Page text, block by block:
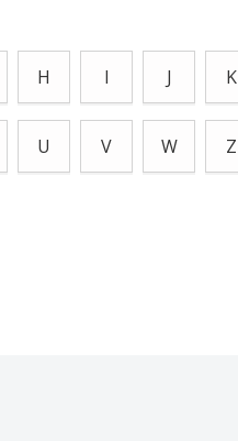
H I J K
U V W Z